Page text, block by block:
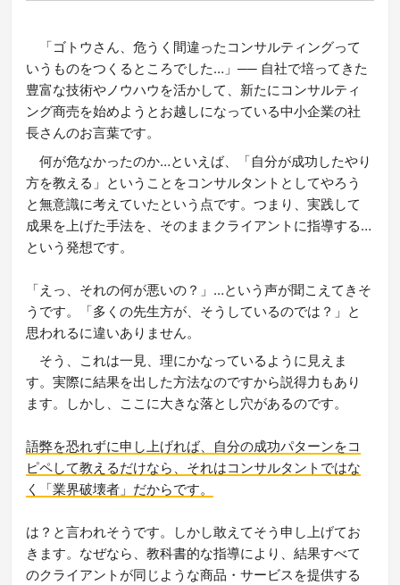
「ゴトウさん、危うく間違ったコンサルティングって
いうものをつくるところでした…」── 自社で培ってきた
豊富な技術やノウハウを活かして、新たにコンサルティ
ング商売を始めようとお越しになっている中小企業の社
長さんのお言葉です。
何が危なかったのか…といえば、「自分が成功したやり
方を教える」ということをコンサルタントとしてやろう
と無意識に考えていたという点です。つまり、実践して
成果を上げた手法を、そのままクライアントに指導する…
という発想です。
「えっ、それの何が悪いの？」…という声が聞こえてきそ
うです。「多くの先生方が、そうしているのでは？」と
思われるに違いありません。
そう、これは一見、理にかなっているように見えま
す。実際に結果を出した方法なのですから説得力もあり
ます。しかし、ここに大きな落とし穴があるのです。
語弊を恐れずに申し上げれば、自分の成功パターンをコ
ピペして教えるだけなら、それはコンサルタントではな
く「業界破壊者」だからです。
は？と言われそうです。しかし敢えてそう申し上げてお
きます。なぜなら、教科書的な指導により、結果すべて
のクライアントが同じような商品・サービスを提供する